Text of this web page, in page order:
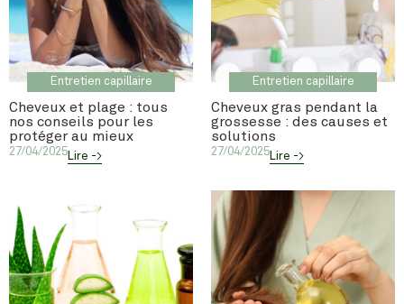
Entretien capillaire
Cheveux et plage : tous
nos conseils pour les
protéger au mieux
27/04/2025Lire ->
Entretien capillaire
Cheveux gras pendant la
grossesse : des causes et
solutions
27/04/2025Lire ->